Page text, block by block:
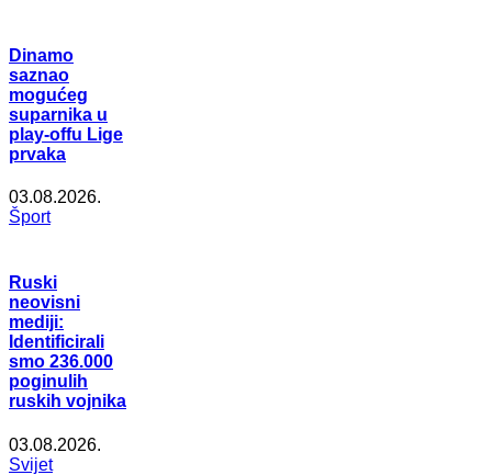
Dinamo
saznao
mogućeg
suparnika u
play-offu Lige
prvaka
03.08.2026.
Šport
Ruski
neovisni
mediji:
Identificirali
smo 236.000
poginulih
ruskih vojnika
03.08.2026.
Svijet